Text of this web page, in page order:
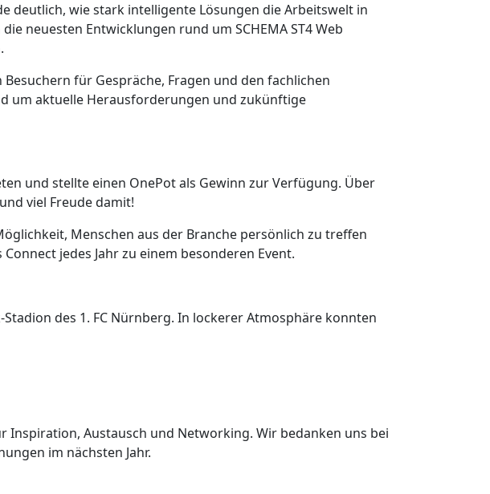
deutlich, wie stark intelligente Lösungen die Arbeitswelt in
neuesten Entwicklungen rund um SCHEMA ST4 Web
für Gespräche, Fragen und den fachlichen
um aktuelle Herausforderungen und zukünftige
und stellte einen OnePot als Gewinn zur Verfügung. Über
viel Freude damit!
Menschen aus der Branche persönlich zu treffen
jedes Jahr zu einem besonderen Event.
des 1. FC Nürnberg. In lockerer Atmosphäre konnten
Inspiration, Austausch und Networking. Wir bedanken uns bei
im nächsten Jahr.